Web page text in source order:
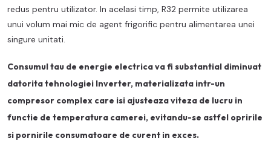
redus pentru utilizator. In acelasi timp, R32 permite utilizarea
unui volum mai mic de agent frigorific pentru alimentarea unei
singure unitati.
Consumul tau de energie electrica va fi substantial diminuat
datorita tehnologiei Inverter, materializata intr-un
compresor complex care isi ajusteaza viteza de lucru in
functie de temperatura camerei, evitandu-se astfel opririle
si pornirile consumatoare de curent in exces.